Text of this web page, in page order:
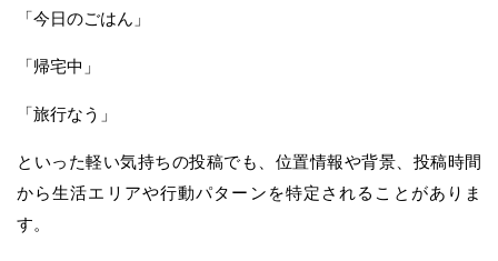
「今日のごはん」
「帰宅中」
「旅行なう」
といった軽い気持ちの投稿でも、位置情報や背景、投稿時間
から生活エリアや行動パターンを特定されることがありま
す。